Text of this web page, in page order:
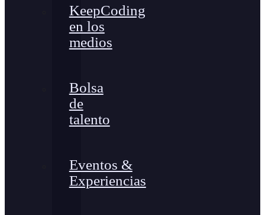
KeepCoding
en los
medios
Bolsa
de
talento
Eventos &
Experiencias